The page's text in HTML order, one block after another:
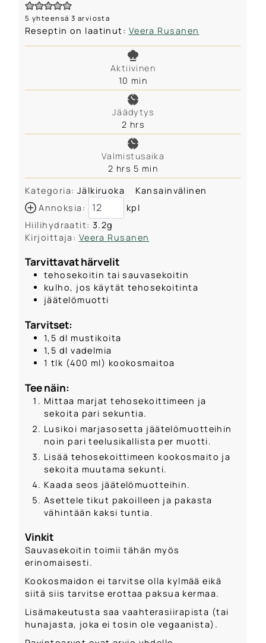
5 yhteensä 3 arviosta
Reseptin on laatinut: Veera Rusanen
Aktiivinen
10 m
i
n
u
t
e
s
min
Jäädytys
2 h
o
u
r
s
hrs
Valmistusaika
2 h
o
u
s
hrs 5 m
i
n
u
s
min
Kategoria: Jälkiruoka
Kansainvälinen
Annoksia:
kpl
Hiilihydraatit:3.2g
Kirjoittaja: Veera Rusanen
Tarvittavat härvelit
tehosekoitin tai sauvasekoitin
kulho, jos käytät tehosekoitinta
jäätelömuotti
Tarvitset:
1,5 dl mustikoita
1,5 dl vadelmia
1 tlk (400 ml) kookosmaitoa
Tee näin:
Mittaa marjat tehosekoittimeen ja
sekoita pari sekuntia.
Lusikoi marjasosetta jäätelömuotteihin
noin pari teelusikallista per muotti.
Lisää tehosekoittimeen kookosmaito ja
sekoita muutama sekunti.
Kaada seos jäätelömuotteihin.
Asettele tikut pakoilleen ja pakasta
vähintään kaksi tuntia.
Vinkit
Sauvasekoitin toimii tähän myös
erinomaisesti.
Kookosmaidon ei tarvitse olla kylmää eikä
siitä siis tarvitse erottaa paksua kermaa.
Lisämakeutusta saa vaahterasiirapista (tai
hunajasta, joka ei tosin ole vegaanista).